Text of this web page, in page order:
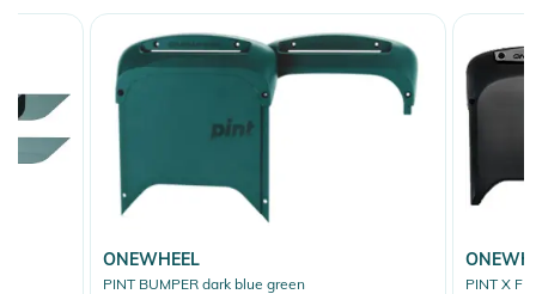
ONEWHEEL
PINT BUMPER dark blue green PINT X